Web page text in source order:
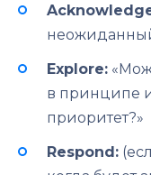
Explore:
в принципе
приоритет?»
Respond: